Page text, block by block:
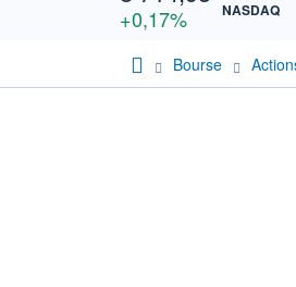
+0,17%
NASDAQ
Bourse